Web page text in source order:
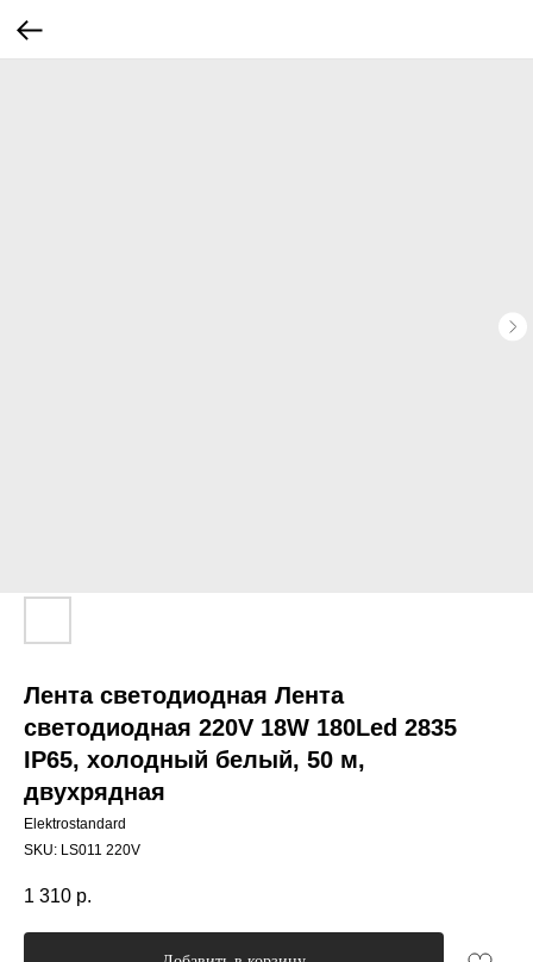
Лента светодиодная Лента
светодиодная 220V 18W 180Led 2835
IP65, холодный белый, 50 м,
двухрядная
Elektrostandard
SKU: LS011 220V
1 310 р.